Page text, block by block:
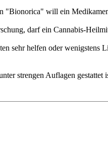
"Bionorica" will ein
darf ein Cannabis-
sehr helfen oder
strengen Auflagen